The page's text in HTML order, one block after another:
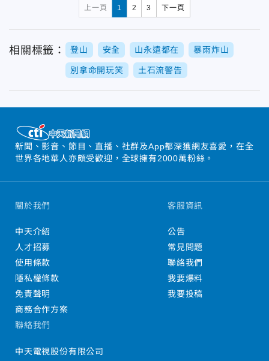
上一頁 1 2 3 下一頁
相關標籤： 登山 安全 山永遠都在 暴雨炸山
別拿命開玩笑 土石流警告
新聞、影音、節目、直播、社群及App都深獲網友喜愛，在全
世界各地華人亦頗受歡迎，全球擁有2000萬粉絲。
關於我們
中天介紹
人才招募
使用條款
隱私權條款
免責聲明
商務合作方案
客服資訊
公告
常見問題
聯絡我們
我要爆料
我要投稿
聯絡我們
中天電視股份有限公司